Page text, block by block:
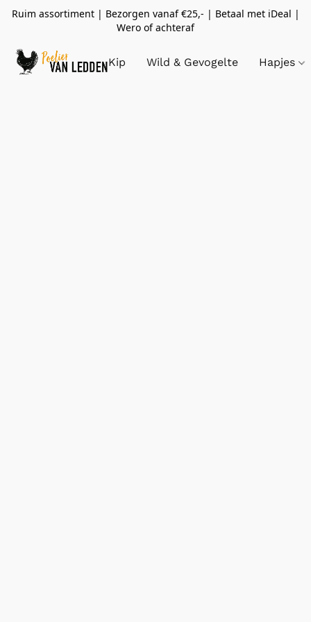
Ruim assortiment | Bezorgen vanaf €25,- | Betaal met iDeal |
Wero of achteraf
Kip Wild & Gevogelte Hapjes